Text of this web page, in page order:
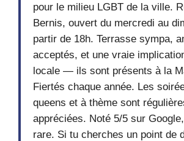
pour le milieu LGBT de la ville.
Bernis, ouvert du mercredi au
partir de 18h. Terrasse sympa,
acceptés, et une vraie
locale — ils sont présents à la
Fiertés chaque année. Les
queens et à thème sont
appréciées. Noté 5/5 sur
rare. Si tu cherches un point de